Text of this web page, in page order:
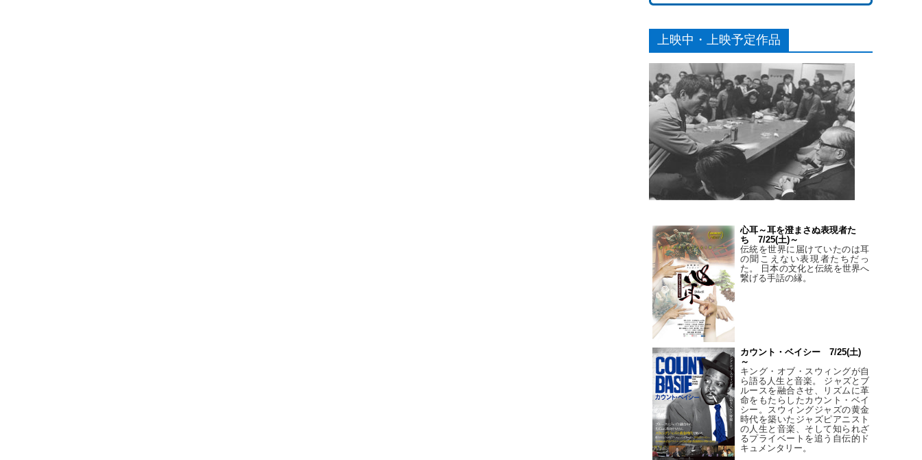
上映中・上映予定作品
心耳～耳を澄まさぬ表現者た
ち 7/25(土)～
伝統を世界に届けていたのは耳
の聞こえない表現者たちだっ
た。 日本の文化と伝統を世界へ
繋げる手話の縁。
カウント・ベイシー 7/25(土)
～
キング・オブ・スウィングが自
ら語る人生と音楽。 ジャズとブ
ルースを融合させ、リズムに革
命をもたらしたカウント・ベイ
シー。スウィングジャズの黄金
時代を築いたジャズピアニスト
の人生と音楽、そして知られざ
るプライベートを追う自伝的ド
キュメンタリー。